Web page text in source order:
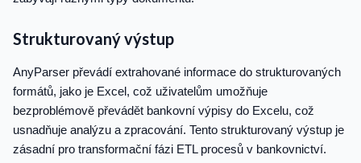
Strukturovaný výstup
AnyParser převádí extrahované informace do strukturovaných
formátů, jako je Excel, což uživatelům umožňuje
bezproblémově převádět bankovní výpisy do Excelu, což
usnadňuje analýzu a zpracování. Tento strukturovaný výstup je
zásadní pro transformační fázi ETL procesů v bankovnictví.